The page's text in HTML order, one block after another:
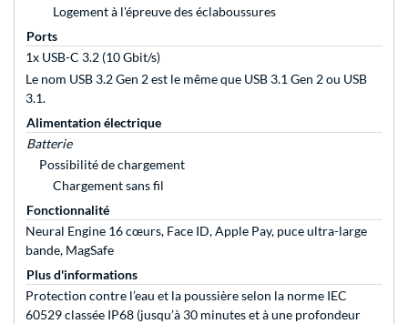
Logement à l'épreuve des éclaboussures
Ports
1x USB-C 3.2 (10 Gbit/s)
Le nom USB 3.2 Gen 2 est le même que USB 3.1 Gen 2 ou USB
3.1.
Alimentation électrique
Batterie
Possibilité de chargement
Chargement sans fil
Fonctionnalité
Neural Engine 16 cœurs, Face ID, Apple Pay, puce ultra-large
bande, MagSafe
Plus d'informations
Protection contre l’eau et la poussière selon la norme IEC
60529 classée IP68 (jusqu’à 30 minutes et à une profondeur